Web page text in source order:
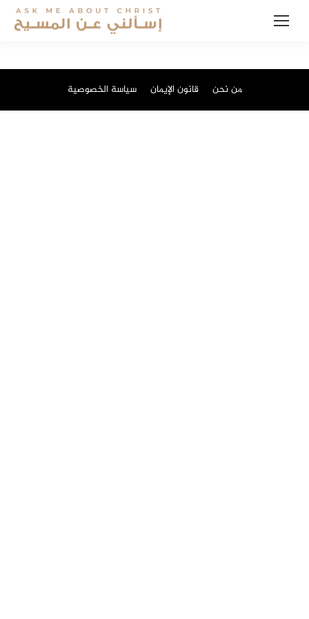
سياسة الخصوصية قانون الإيمان من نحن